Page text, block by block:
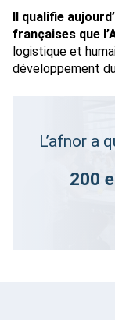
Il qualifie
françaises que
logistique et
développement
L’afnor a
200